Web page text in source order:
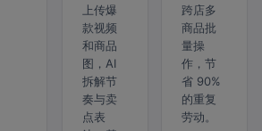
上传爆
款视频
和商品
图，AI
拆解节
奏与卖
点表
跨店多
商品批
量操
作，节
省 90%
的重复
劳动。